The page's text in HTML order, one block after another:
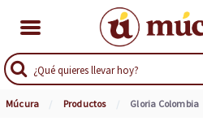
Múcura Productos Gloria Colombia